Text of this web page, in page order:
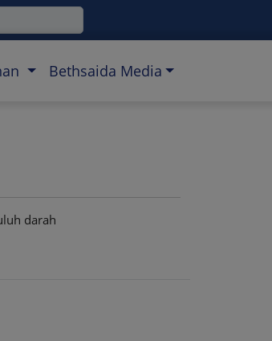
Bethsaida Media
darah